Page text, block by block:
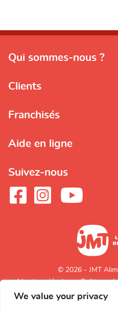
We value your privacy
Qui sommes-nous ?
Clients
Franchisés
Aide en ligne
Suivez-nous
© 2026 - JMT
Mentions légales
Politique